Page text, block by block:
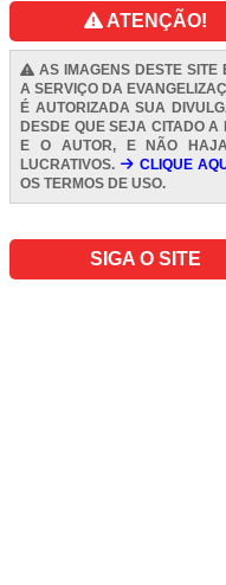
ATENÇÃO!
AS IMAGENS DESTE SITE
A SERVIÇO DA
É AUTORIZADA SUA
DESDE QUE SEJA CITADO A
E O AUTOR, E NÃO
LUCRATIVOS.
CLIQUE
OS TERMOS DE USO.
SIGA O SITE